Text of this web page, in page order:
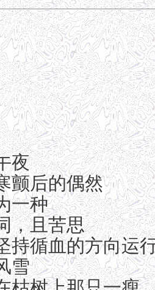
夜
颤后的偶然
一种
，且苦思
持循血的方向运
雪